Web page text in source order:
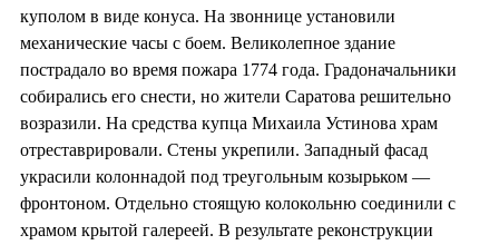
куполом в виде конуса. На звоннице установили
механические часы с боем. Великолепное здание
пострадало во время пожара 1774 года. Градоначальники
собирались его снести, но жители Саратова решительно
возразили. На средства купца Михаила Устинова храм
отреставрировали. Стены укрепили. Западный фасад
украсили колоннадой под треугольным козырьком —
фронтоном. Отдельно стоящую колокольню соединили с
храмом крытой галереей. В результате реконструкции